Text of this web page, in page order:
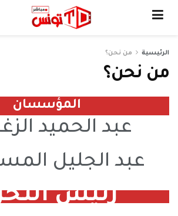
الرئيسية من نحن؟
من نحن؟
المؤسسان
عبد الحميد
عبد الجليل
رئيس